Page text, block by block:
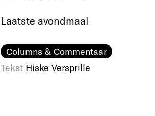
Laatste avondmaal
Columns & Commentaar
Tekst Hiske Versprille